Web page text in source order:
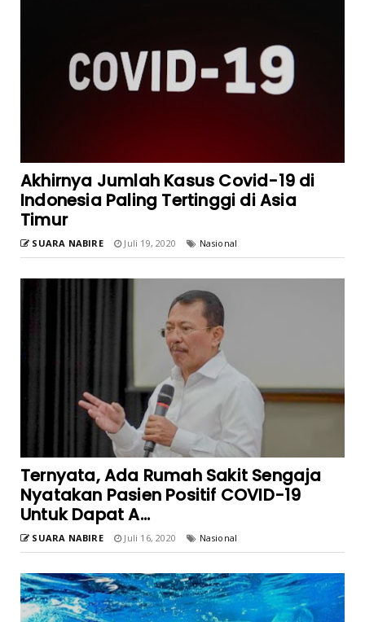
Akhirnya Jumlah Kasus Covid-19 di
Indonesia Paling Tertinggi di Asia
Timur
SUARA NABIRE Juli 19, 2020 Nasional
Ternyata, Ada Rumah Sakit Sengaja
Nyatakan Pasien Positif COVID-19
Untuk Dapat A...
SUARA NABIRE Juli 16, 2020 Nasional